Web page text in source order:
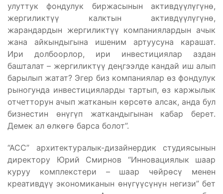
улуттук фондулук биржасынын активдүүлүгүнө,
жергиликтүү калктын активдүүлүгүнө,
жарандардын жергиликтүү компаниялардын ачык
жана айкындыгына ишеним артуусуна карашат.
Ири долбоорлор, ири инвестициялар аздан
башталат – жергиликтүү деңгээлде кандай иш алып
барылып жатат? Эгер биз компаниялар өз фондулук
рыногунда инвестицияларды тартып, өз каржылык
отчетторун ачып жатканын көрсөтө алсак, анда бул
бизнестин өнүгүп жаткандыгынан кабар берет.
Демек ал өлкөгө барса болот”.
“АСС” архитектуралык-дизайнердик студиясынын
директору Юрий Смирнов “Инновациялык шаар
куруу комплекстери – шаар чөйрөсү менен
креативдүү экономиканын өнүгүүсүнүн негизи” бет